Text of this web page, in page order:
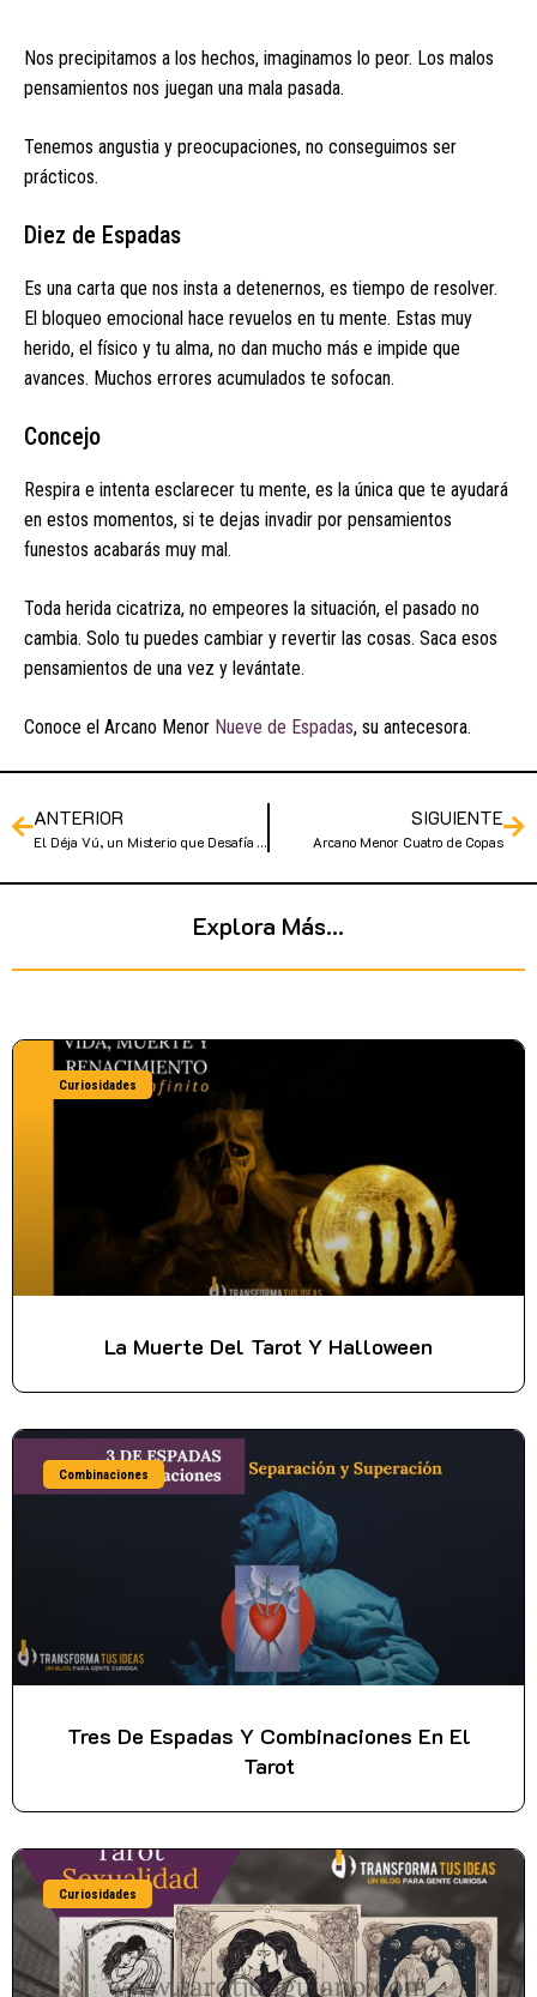
Nos precipitamos a los hechos, imaginamos lo peor. Los malos
pensamientos nos juegan una mala pasada.
Tenemos angustia y preocupaciones, no conseguimos ser
prácticos.
Diez de Espadas
Es una carta que nos insta a detenernos, es tiempo de resolver.
El bloqueo emocional hace revuelos en tu mente. Estas muy
herido, el físico y tu alma, no dan mucho más e impide que
avances. Muchos errores acumulados te sofocan.
Concejo
Respira e intenta esclarecer tu mente, es la única que te ayudará
en estos momentos, si te dejas invadir por pensamientos
funestos acabarás muy mal.
Toda herida cicatriza, no empeores la situación, el pasado no
cambia. Solo tu puedes cambiar y revertir las cosas. Saca esos
pensamientos de una vez y levántate.
Conoce el Arcano Menor Nueve de Espadas, su antecesora.
ANTERIOR
El Déja Vú, un Misterio que Desafía la Lógica
SIGUIENTE
Arcano Menor Cuatro de Copas
Explora Más...
Curiosidades
La Muerte Del Tarot Y Halloween
Combinaciones
Tres De Espadas Y Combinaciones En El
Tarot
Curiosidades